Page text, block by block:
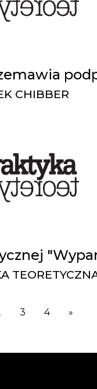
CHIBBER
3 4 »